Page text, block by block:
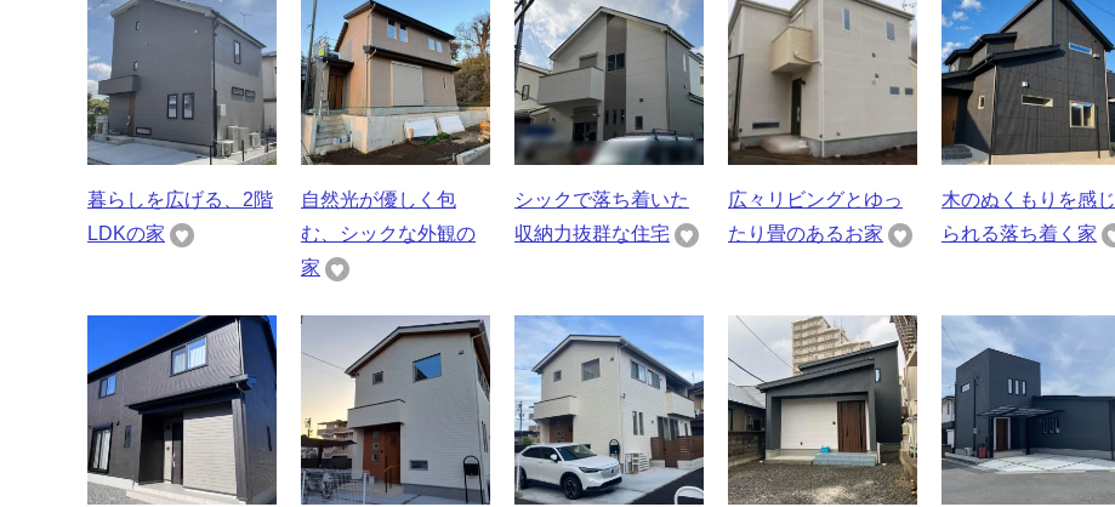
暮らしを広げる、2階
LDKの家
自然光が優しく包
む、シックな外観の
家
シックで落ち着いた
収納力抜群な住宅
広々リビングとゆっ
たり畳のあるお家
木のぬくもりを感じ
られる落ち着く家